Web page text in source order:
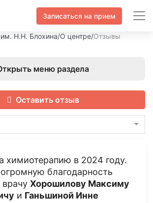
Записаться на прием
Н.Н. Блохина/О центре/Отзывы
меню раздела
Оставить отзыв
химиотерапию в 2024 году.
благодарность
Хорошилову Максиму
и Ганьшиной Инне